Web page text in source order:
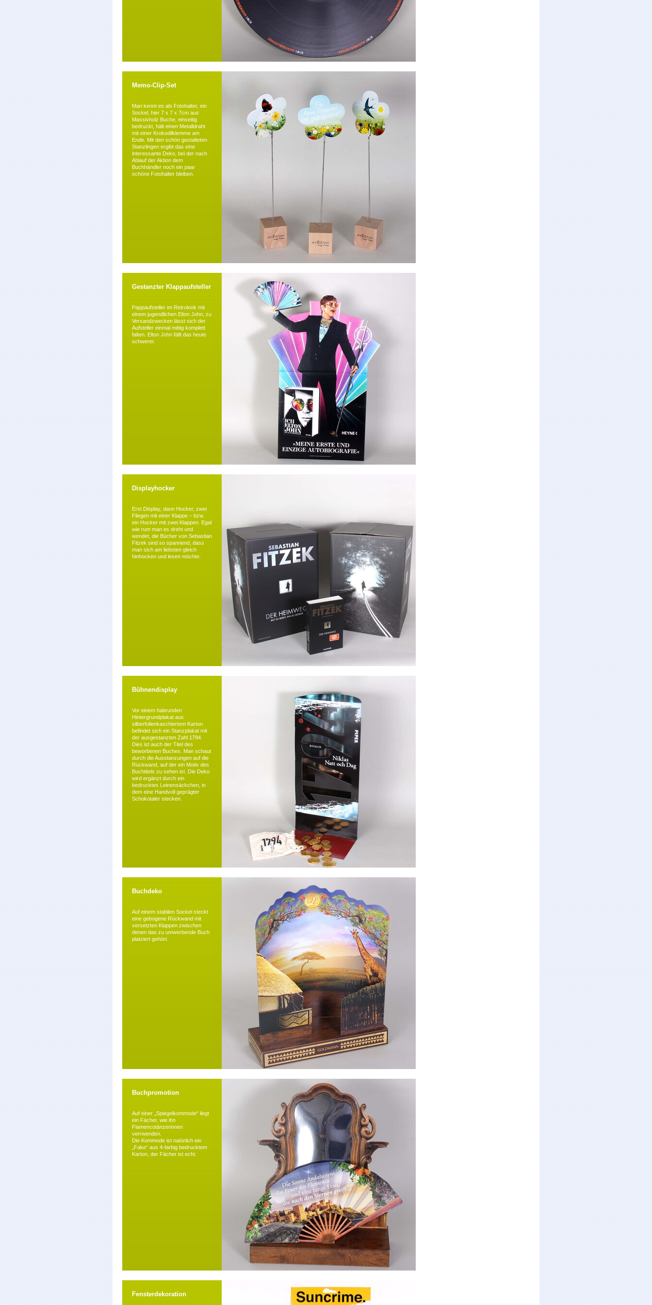
Memo-Clip-Set
Man kennt es als Fotohalter, ein
Sockel, hier 7 x 7 x 7cm aus
Massivholz Buche, einseitig
bedruckt, hält einen Metalldraht
mit einer Krokodilklemme am
Ende. Mit den schön gestalteten
Stanzlingen ergibt das eine
interessante Deko, bei der nach
Ablauf der Aktion dem
Buchhändler noch ein paar
schöne Fotohalter bleiben.
Gestanzter Klappaufsteller
Pappaufsteller im Retrolook mit
einem jugendlichen Elton John, zu
Versandzwecken lässt sich der
Aufsteller einmal mittig komplett
falten. Elton John fällt das heute
schwerer.
Displayhocker
Erst Display, dann Hocker, zwei
Fliegen mit einer Klappe – bzw.
ein Hocker mit zwei Klappen. Egal
wie rum man es dreht und
wendet, die Bücher von Sebastian
Fitzek sind so spannend, dass
man sich am liebsten gleich
hinhocken und lesen möchte.
Bühnendisplay
Vor einem habrunden
Hintergrundplakat aus
silberfolienkaschiertem Karton
befindet sich ein Stanzplakat mit
der ausgestanzten Zahl 1794.
Dies ist auch der Titel des
beworbenen Buches. Man schaut
durch die Ausstanzungen auf die
Rückwand, auf der ein Motiv des
Buchtitels zu sehen ist. Die Deko
wird ergänzt durch ein
bedrucktes Leinensäckchen, in
dem eine Handvoll geprägter
Schokotaler stecken.
Buchdeko
Auf einem stabilen Sockel steckt
eine gebogene Rückwand mit
versetzten Klappen zwischen
denen das zu umwerbende Buch
platziert gehört.
Buchpromotion
Auf einer „Spiegelkommode“ liegt
ein Fächer, wie ihn
Flamencotänzerinnen
verrwenden.
Die Kommode ist natürlich ein
„Fake“ aus 4-farbig bedrucktem
Karton, der Fächer ist echt.
Fensterdekoration